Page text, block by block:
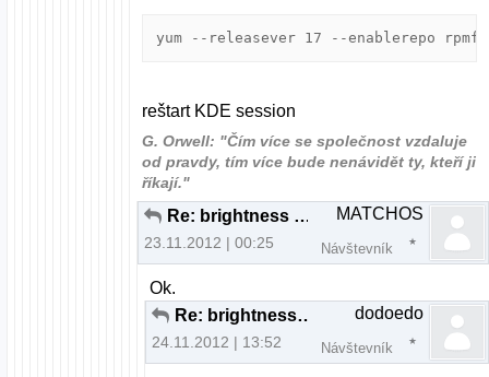
yum --releasever 17 --enablerepo
reštart KDE session
G. Orwell: "Čím více se společnost vzdaluje
od pravdy, tím více bude nenávidět ty, kteří ji
říkají."
Re: brightness fedora nefunkcne fn klavesy
23.11.2012 | 00:25
MATCHOS
Návštevník
Ok.
Re: brightness fedora nefunkcne fn klavesy
24.11.2012 | 13:52
dodoedo
Návštevník